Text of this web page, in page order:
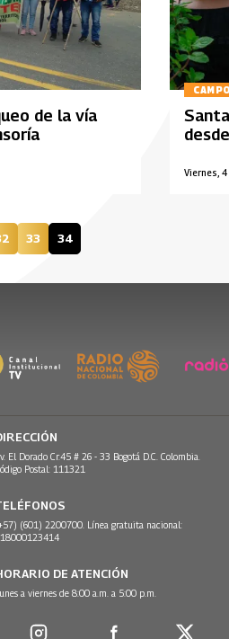
de la vía
Viernes,
PáginaPágina
33 Página actual
34
El Dorado Cr.45 # 26 - 33 Bogotá D.C. Colombia.
Postal: 111321
(601) 2200700. Línea gratuita nacional:
DE ATENCIÓN
a viernes de 8:00 a.m. a 5:00 p.m.